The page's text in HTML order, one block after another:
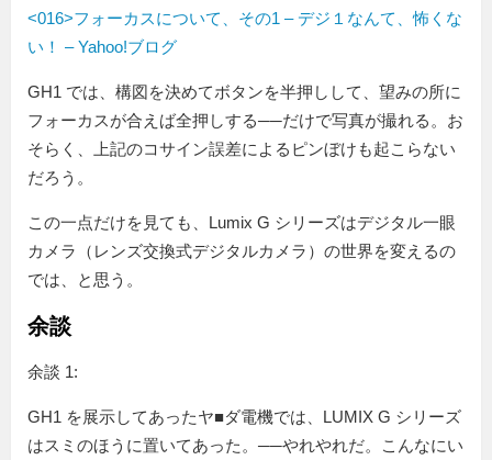
<016>フォーカスについて、その1 – デジ１なんて、怖くな
い！ – Yahoo!ブログ
GH1 では、構図を決めてボタンを半押しして、望みの所に
フォーカスが合えば全押しする──だけで写真が撮れる。お
そらく、上記のコサイン誤差によるピンぼけも起こらない
だろう。
この一点だけを見ても、Lumix G シリーズはデジタル一眼
カメラ（レンズ交換式デジタルカメラ）の世界を変えるの
では、と思う。
余談
余談 1:
GH1 を展示してあったヤ■ダ電機では、LUMIX G シリーズ
はスミのほうに置いてあった。──やれやれだ。こんなにい